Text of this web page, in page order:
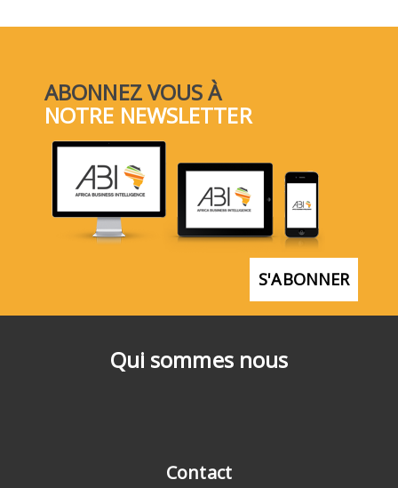
Qui sommes nous
Contact
ABONNEZ VOUS À
NOTRE NEWSLETTER
S'ABONNER